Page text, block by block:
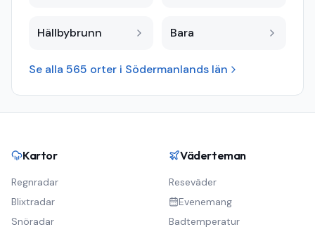
Hällbybrunn Bara
Se alla 565 orter i Södermanlands län
Kartor
Regnradar
Blixtradar
Snöradar
Väderteman
Reseväder
Evenemang
Badtemperatur